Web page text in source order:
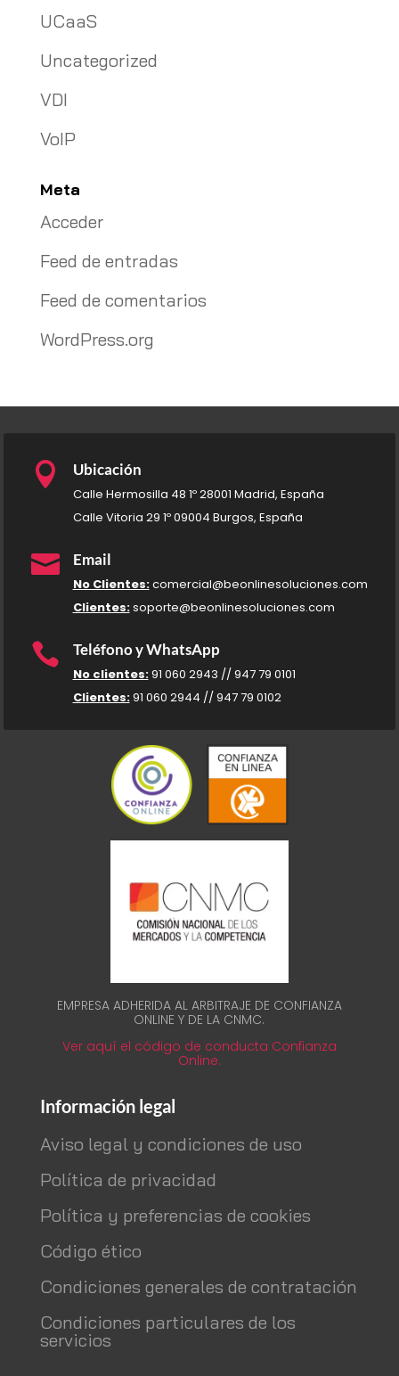
UCaaS
Uncategorized
VDI
VoIP
Meta
Acceder
Feed de entradas
Feed de comentarios
WordPress.org
 Ubicación
Calle Hermosilla 48 1º 28001 Madrid, España
Calle Vitoria 29 1º 09004 Burgos, España
 Email
No Clientes:comercial@beonlinesoluciones.com
Clientes:soporte@beonlinesoluciones.com
 Teléfono y WhatsApp
No clientes:91 060 2943 // 947 79 0101
Clientes:91 060 2944 // 947 79 0102
EMPRESA ADHERIDA AL ARBITRAJE DE CONFIANZA
ONLINE Y DE LA CNMC.
Ver aquí el código de conducta Confianza
Online.
Información legal
Aviso legal y condiciones de uso
Política de privacidad
Política y preferencias de cookies
Código ético
Condiciones generales de contratación
Condiciones particulares de los
servicios